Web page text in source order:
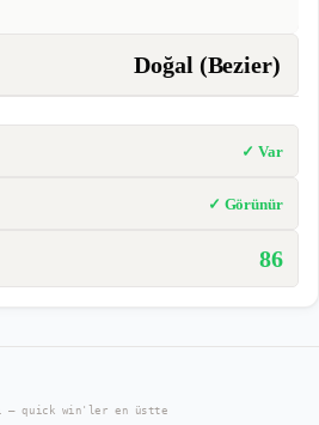
Doğal (Bezier)
✓ Var
✓ Görünür
86
— quick win'ler en üstte